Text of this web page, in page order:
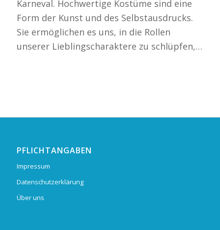
Karneval. Hochwertige Kostüme sind eine
Form der Kunst und des Selbstausdrucks.
Sie ermöglichen es uns, in die Rollen
unserer Lieblingscharaktere zu schlüpfen,…
PFLICHTANGABEN
Impressum
Datenschutzerklärung
Über uns